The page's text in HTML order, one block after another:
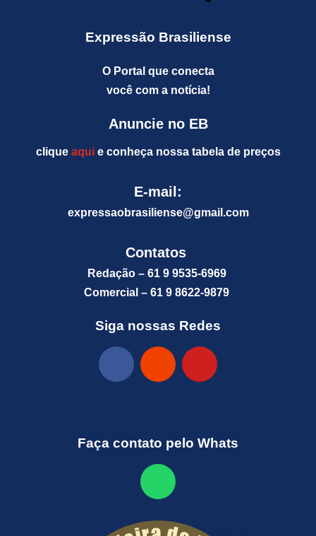
Expressão Brasiliense
O Portal que conecta
você com a notícia!
Anuncie no EB
clique aquie conheça nossa tabela de preços
E-mail:
expressaobrasiliense@gmail.com
Contatos
Redação – 61 9 9535-6969
Comercial – 61 9 8622-9879
Siga nossas Redes
Faça contato pelo Whats